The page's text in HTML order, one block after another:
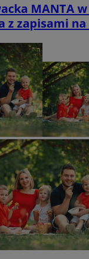
MANTA
z zapisami